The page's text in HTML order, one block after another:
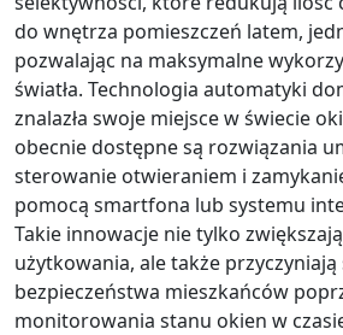
do wnętrza pomieszczeń latem,
pozwalając na maksymalne
światła. Technologia automatyki
znalazła swoje miejsce w świecie
obecnie dostępne są rozwiązania
sterowanie otwieraniem i
pomocą smartfona lub systemu
Takie innowacje nie tylko
użytkowania, ale także
bezpieczeństwa mieszkańców
monitorowania stanu okien w